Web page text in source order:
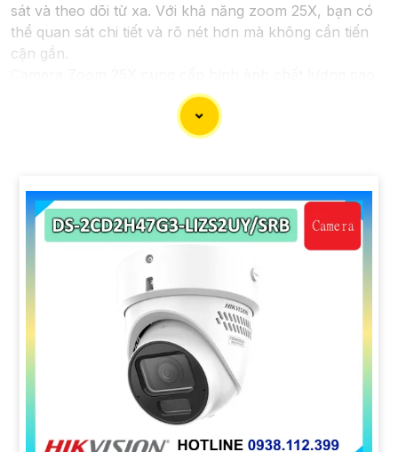
sát và theo dõi từ xa. Với khả năng zoom 25X, bạn có
thể quan sát chi tiết và rõ nét hơn mà không cần tiến
cận gần.
sắc nét và rõ ràng ngay cả khi zoom xa. Những trang
bị mới được tích hợp đem lại lợi ích cho bạn theo dõi
những vị trí xa một cách dễ dàng và chính xác.
bạn quét toàn bộ không gian một cách hoàn toàn tự
động.
Với tính năng cảm biến chuyển động và cảnh báo
thông minh, Camera Zoom 25X giúp bạn nhận biết và
phát hiện sự cố sớm, từ đó bảo vệ an ninh cho ngôi
nhà hoặc doanh nghiệp của bạn.
Camera Zoom 25X được thiết kế nhỏ gọn, dễ lắp đặt và
ứng dụng linh hoạt trong nhiều môi trường khác nhau,
từ trong nhà đến ngoài trời.
Với Camera Zoom 25X, bạn hoàn toàn yên tâm về việc
quan sát và giám sát từ xa mọi lúc, mọi nơi mà không
gặp bất kỳ khó khăn nào.